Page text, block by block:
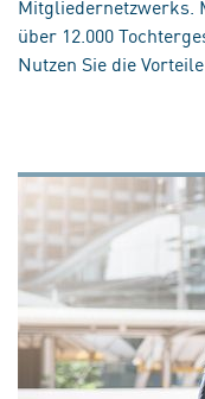
Mitgliedernetzwerks.
über 12.000
Nutzen Sie die